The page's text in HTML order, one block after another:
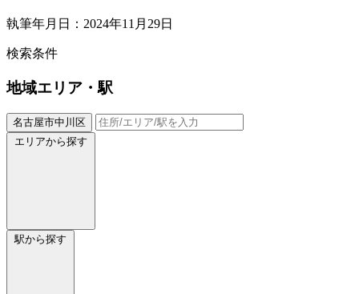
執筆年月日：2024年11月29日
検索条件
地域エリア・駅
名古屋市中川区
エリアから探す
駅から探す